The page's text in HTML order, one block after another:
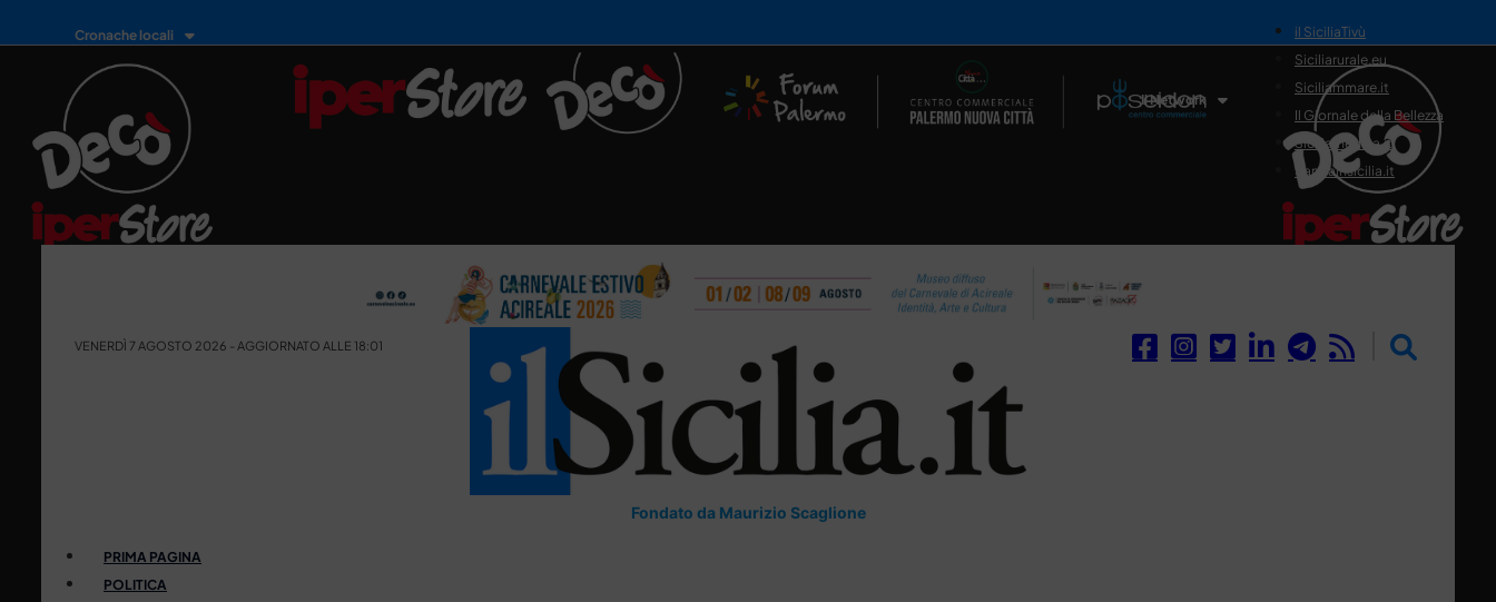
Cronache locali
Il Network
il SiciliaTivù
Siciliarurale.eu
Siciliammare.it
Il Giornale della Bellezza
Siciliamedica.it
Sanitainsicilia.it
VENERDÌ 7 AGOSTO 2026 - AGGIORNATO ALLE 18:01
Fondato da Maurizio Scaglione
PRIMA PAGINA
POLITICA